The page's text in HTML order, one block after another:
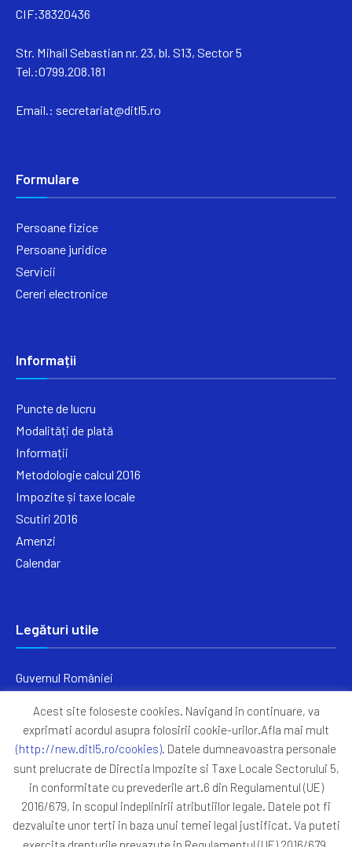
CIF:38320436
Str. Mihail Sebastian nr. 23, bl. S13, Sector 5
Tel.:0799.208.181
Email.: secretariat@ditl5.ro
Formulare
Persoane fizice
Persoane juridice
Servicii
Cereri electronice
Informații
Puncte de lucru
Modalități de plată
Informații
Metodologie calcul 2016
Impozite și taxe locale
Scutiri 2016
Amenzi
Calendar
Legături utile
Guvernul României
Primăria Sectorul 5
ANAF
Protocoale
GDPR
Harta Site
Acest site foloseste cookies. Navigand in continuare, va
exprimati acordul asupra folosirii cookie-urilor.Afla mai mult
(http://new.ditl5.ro/cookies). Datele dumneavoastra personale
sunt prelucrate de Directia Impozite si Taxe Locale Sectorului 5,
in conformitate cu prevederile art.6 din Regulamentul (UE)
2016/679, in scopul indeplinirii atributiilor legale. Datele pot fi
dezvaluite unor terti in baza unui temei legal justificat. Va puteti